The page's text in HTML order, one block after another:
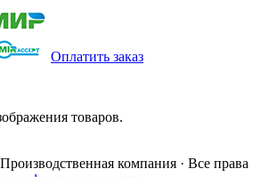
Оплатить заказ
товаров.
компания · Все права